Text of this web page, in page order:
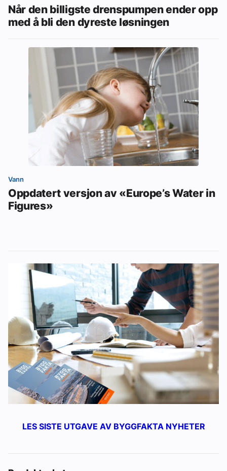
Når den billigste drenspumpen ender opp
med å bli den dyreste løsningen
Vann
Oppdatert versjon av «Europe’s Water in
Figures»
LES SISTE UTGAVE AV BYGGFAKTA NYHETER